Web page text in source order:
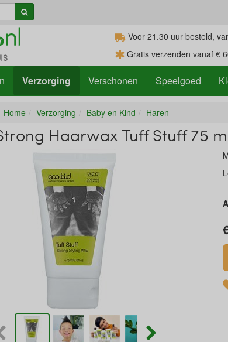
Voor 21.30 uur besteld,
Gratis verzenden vanaf €
Verzorging Verschonen Speelgoed
Home Verzorging Baby en Kind Haren
Haarwax Tuff Stuff 75